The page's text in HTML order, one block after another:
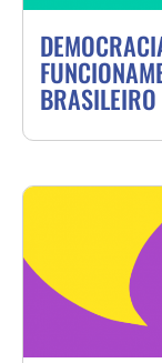
BRASILEIRO